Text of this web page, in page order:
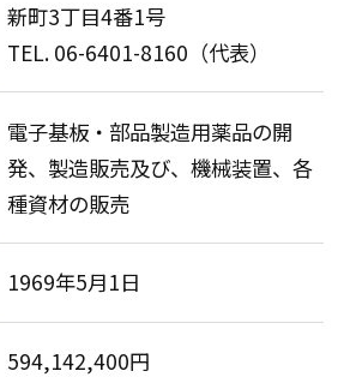
新町3丁目4番1号
TEL. 06-6401-8160（代表）
電子基板・部品製造用薬品の開
発、製造販売及び、機械装置、各
種資材の販売
1969年5月1日
594,142,400円